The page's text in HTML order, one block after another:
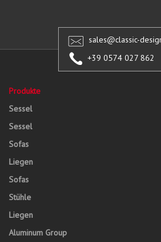
sales@classic-
+39 0574 027 862
Produkte
Sessel
Sessel
Sofas
Liegen
Sofas
Stühle
Liegen
Aluminum Group